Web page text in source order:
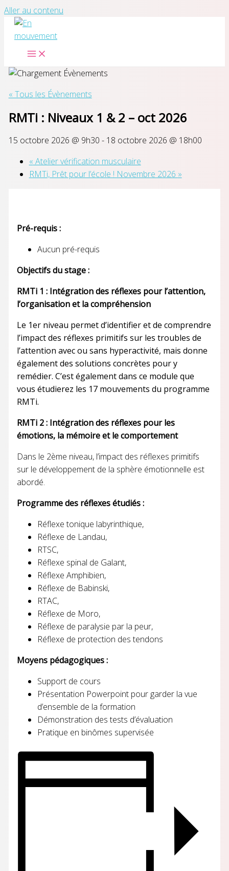
Aller au contenu
« Tous les Évènements
RMTi : Niveaux 1 & 2 – oct 2026
15 octobre 2026 @ 9h30 - 18 octobre 2026 @ 18h00
« Atelier vérification musculaire
RMTi, Prêt pour l’école ! Novembre 2026 »
Pré-requis :
Aucun pré-requis
Objectifs du stage :
RMTi 1 : Intégration des réflexes pour l’attention,
l’organisation et la compréhension
Le 1er niveau permet d’identifier et de comprendre
l’impact des réflexes primitifs sur les troubles de
l’attention avec ou sans hyperactivité, mais donne
également des solutions concrètes pour y
remédier. C’est également dans ce module que
vous étudierez les 17 mouvements du programme
RMTi.
RMTi 2 : Intégration des réflexes pour les
émotions, la mémoire et le comportement
Dans le 2ème niveau, l’impact des réflexes primitifs
sur le développement de la sphère émotionnelle est
abordé.
Programme des réflexes étudiés :
Réflexe tonique labyrinthique,
Réflexe de Landau,
RTSC,
Réflexe spinal de Galant,
Réflexe Amphibien,
Réflexe de Babinski,
RTAC,
Réflexe de Moro,
Réflexe de paralysie par la peur,
Réflexe de protection des tendons
Moyens pédagogiques :
Support de cours
Présentation Powerpoint pour garder la vue
d’ensemble de la formation
Démonstration des tests d’évaluation
Pratique en binômes supervisée